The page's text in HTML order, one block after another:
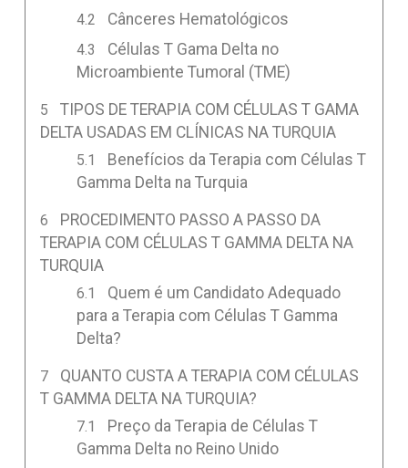
Cânceres Hematológicos
Células T Gama Delta no
Microambiente Tumoral (TME)
TIPOS DE TERAPIA COM CÉLULAS T GAMA
DELTA USADAS EM CLÍNICAS NA TURQUIA
Benefícios da Terapia com Células T
Gamma Delta na Turquia
PROCEDIMENTO PASSO A PASSO DA
TERAPIA COM CÉLULAS T GAMMA DELTA NA
TURQUIA
Quem é um Candidato Adequado
para a Terapia com Células T Gamma
Delta?
QUANTO CUSTA A TERAPIA COM CÉLULAS
T GAMMA DELTA NA TURQUIA?
Preço da Terapia de Células T
Gamma Delta no Reino Unido